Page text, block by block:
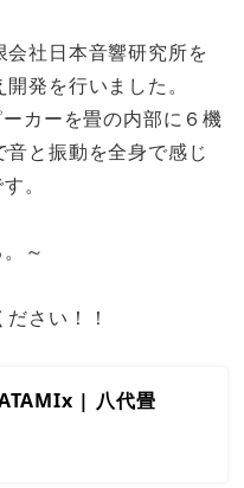
社日本音響研究所を
発を行いました。
カーを畳の内部に６機
と振動を全身で感じ
。
～
さい！！
| 八代畳